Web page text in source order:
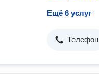
Ещё 6 услуг
Телефон